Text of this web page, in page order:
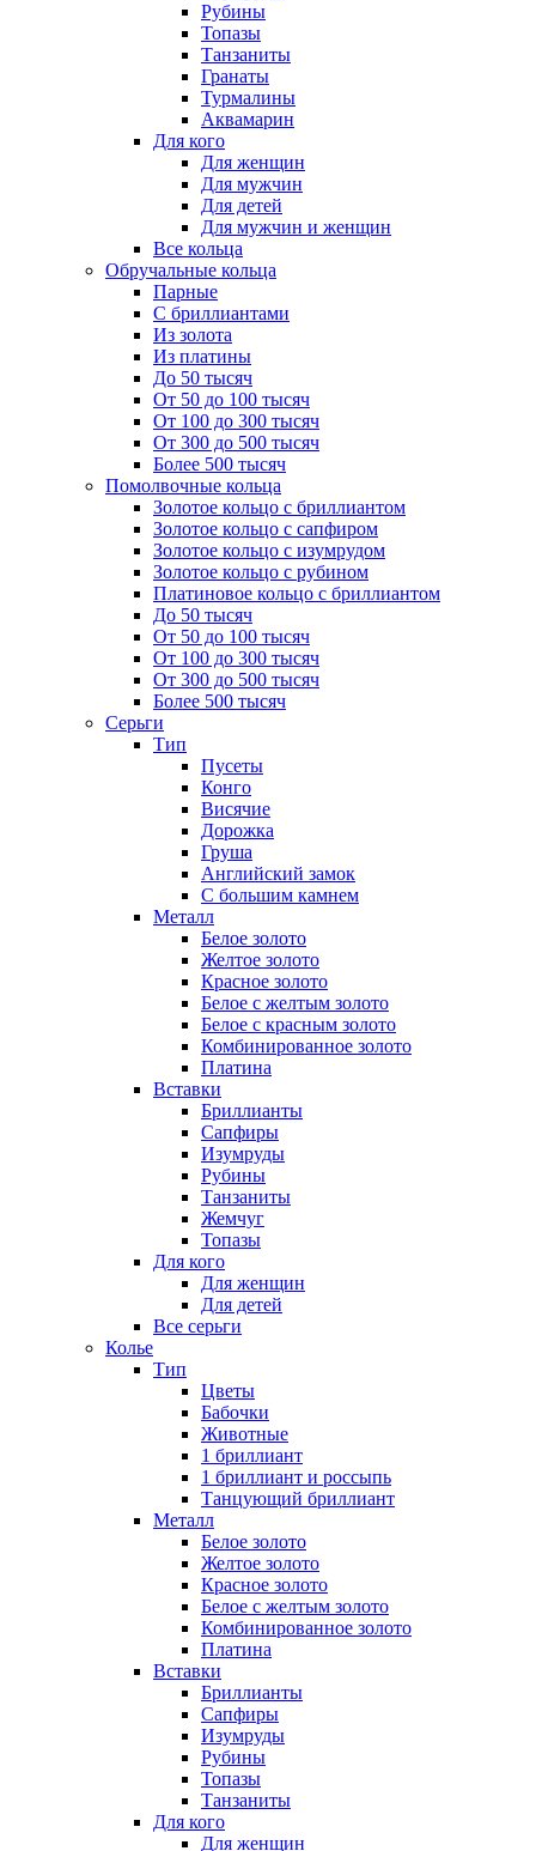
Рубины
Топазы
Танзаниты
Гранаты
Турмалины
Аквамарин
Для кого
Для женщин
Для мужчин
Для детей
Для мужчин и женщин
Все кольца
Обручальные кольца
Парные
С бриллиантами
Из золота
Из платины
До 50 тысяч
От 50 до 100 тысяч
От 100 до 300 тысяч
От 300 до 500 тысяч
Более 500 тысяч
Помолвочные кольца
Золотое кольцо с бриллиантом
Золотое кольцо с сапфиром
Золотое кольцо с изумрудом
Золотое кольцо с рубином
Платиновое кольцо с бриллиантом
До 50 тысяч
От 50 до 100 тысяч
От 100 до 300 тысяч
От 300 до 500 тысяч
Более 500 тысяч
Серьги
Тип
Пусеты
Конго
Висячие
Дорожка
Груша
Английский замок
С большим камнем
Металл
Белое золото
Желтое золото
Красное золото
Белое с желтым золото
Белое с красным золото
Комбинированное золото
Платина
Вставки
Бриллианты
Сапфиры
Изумруды
Рубины
Танзаниты
Жемчуг
Топазы
Для кого
Для женщин
Для детей
Все серьги
Колье
Тип
Цветы
Бабочки
Животные
1 бриллиант
1 бриллиант и россыпь
Танцующий бриллиант
Металл
Белое золото
Желтое золото
Красное золото
Белое с желтым золото
Комбинированное золото
Платина
Вставки
Бриллианты
Сапфиры
Изумруды
Рубины
Топазы
Танзаниты
Для кого
Для женщин